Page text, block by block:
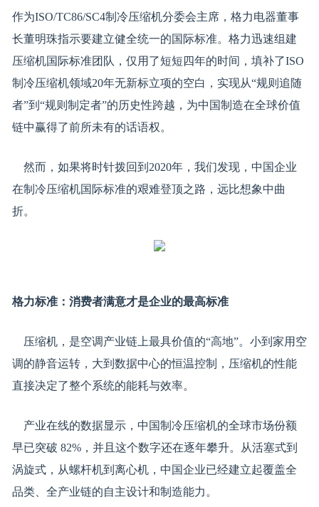
作为ISO/TC86/SC4制冷压缩机分委会主席，格力电器董事
长董明珠指示要建立健全统一的国际标准。格力迅速组建
压缩机国际标准团队，仅用了短短四年的时间，填补了ISO
制冷压缩机领域20年无新标立项的空白，实现从“规则追随
者”到“规则制定者”的历史性跨越，为中国制造在全球价值
链中赢得了前所未有的话语权。
然而，如果将时针拨回到2020年，我们发现，中国企业
在制冷压缩机国际标准的艰难登顶之路，远比想象中曲
折。
格力标准：消费者满意才是企业的最高标准
压缩机，是空调产业链上最具价值的“高地”。小到家用空
调的静音运转，大到数据中心的恒温控制，压缩机的性能
直接决定了整个系统的能耗与效率。
产业在线的数据显示，中国制冷压缩机的全球市场份额
早已突破 82%，并且这个数字还在逐年攀升。从活塞式到
涡旋式，从螺杆机到离心机，中国企业已经建立起覆盖全
品类、全产业链的自主设计和制造能力。